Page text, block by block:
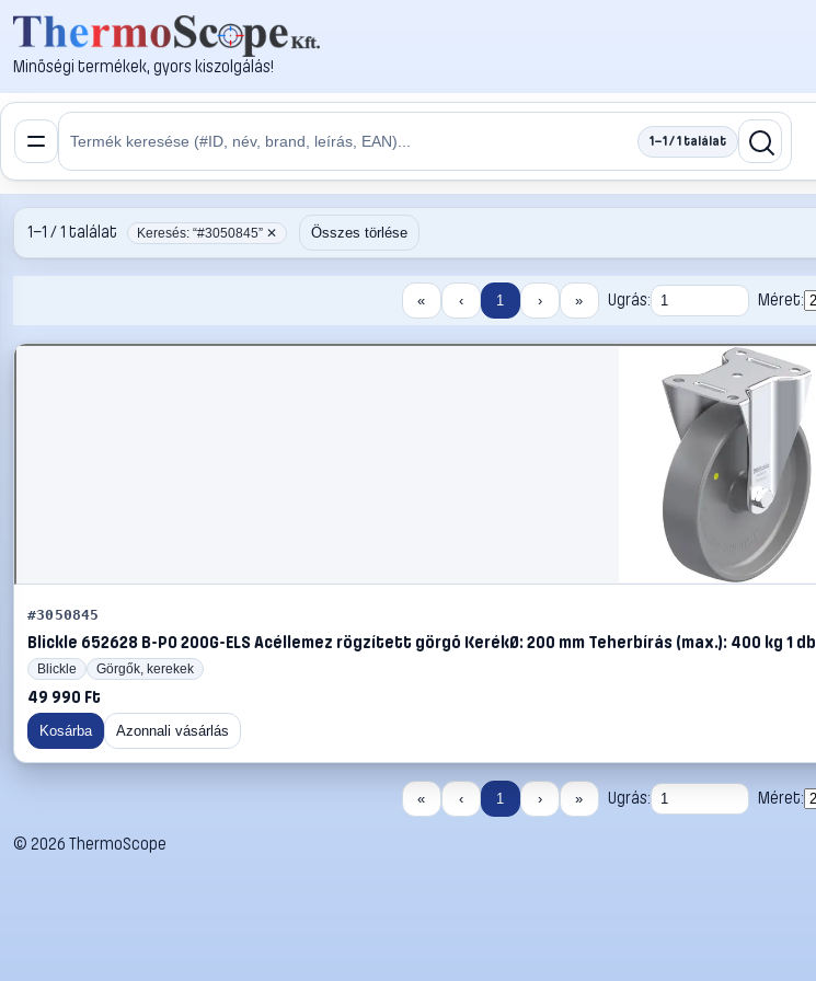
Minőségi termékek, gyors kiszolgálás!
1–1 / 1 találat
1–1 / 1 találat Keresés: “#3050845” ✕ Összes törlése
« ‹ 1 › » Ugrás: Méret:
#3050845
Blickle 652628 B-PO 200G-ELS Acéllemez rögzített görgő KerékØ: 200 mm Teherbírás (max.): 400 kg 1 db
Blickle Görgők, kerekek
49 990 Ft
Kosárba Azonnali vásárlás
« ‹ 1 › » Ugrás: Méret:
© 2026 ThermoScope